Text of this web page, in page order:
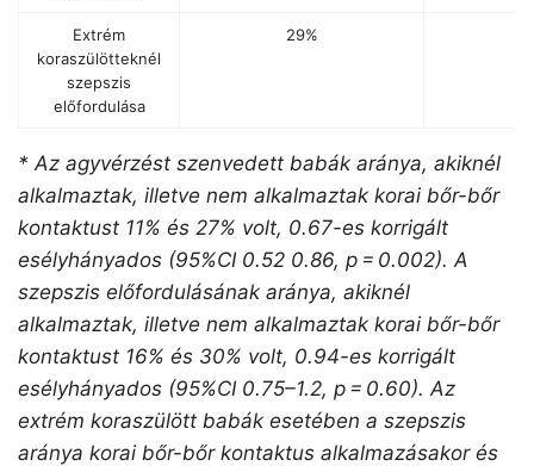
Extrém
koraszülötteknél
szepszis
előfordulása
29%
* Az agyvérzést szenvedett babák aránya, akiknél
alkalmaztak, illetve nem alkalmaztak korai bőr-bőr
kontaktust 11% és 27% volt, 0.67-es korrigált
esélyhányados (95%CI 0.52 0.86, p = 0.002). A
szepszis előfordulásának aránya, akiknél
alkalmaztak, illetve nem alkalmaztak korai bőr-bőr
kontaktust 16% és 30% volt, 0.94-es korrigált
esélyhányados (95%CI 0.75–1.2, p = 0.60). Az
extrém koraszülött babák esetében a szepszis
aránya korai bőr-bőr kontaktus alkalmazásakor és